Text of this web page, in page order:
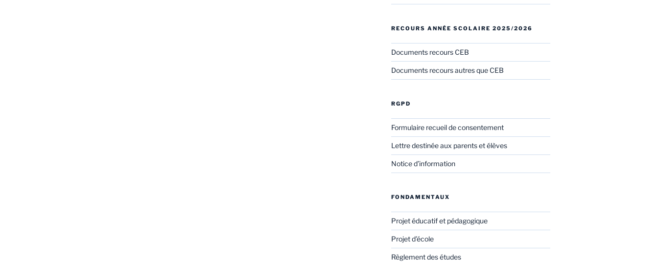
RECOURS ANNÉE SCOLAIRE 2025/2026
Documents recours CEB
Documents recours autres que CEB
RGPD
Formulaire recueil de consentement
Lettre destinée aux parents et élèves
Notice d’information
FONDAMENTAUX
Projet éducatif et pédagogique
Projet d’école
Règlement des études